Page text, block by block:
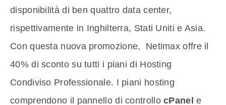
disponibilità di ben quattro data center,
rispettivamente in Inghilterra, Stati Uniti e Asia.
Con questa nuova promozione, Netimax offre il
40% di sconto su tutti i piani di Hosting
Condiviso Professionale. I piani hosting
comprendono il pannello di controllocPanel e